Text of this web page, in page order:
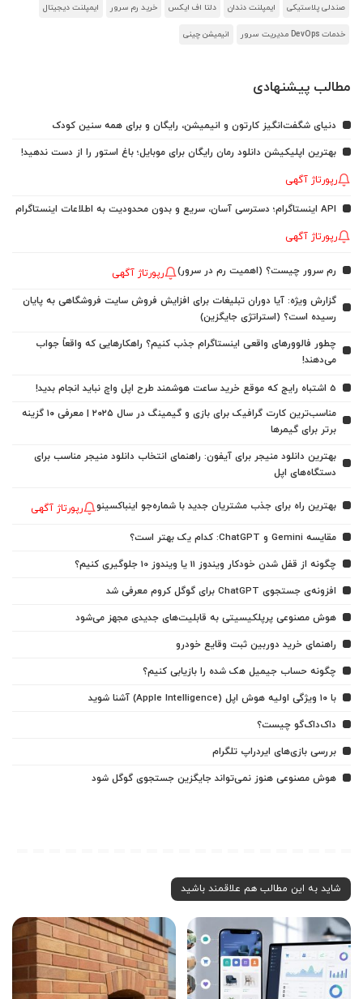
صندلی پلاستیکی ایمپلنت دندان دلتا اف ایکس خرید رم سرور ایمپلنت دیجیتال
خدمات DevOps مدیریت سرور انیمیشن چینی
مطالب پیشنهادی
دنیای شگفت‌انگیز کارتون و انیمیشن، رایگان و برای همه سنین کودک
بهترین اپلیکیشن دانلود رمان رایگان برای موبایل؛ باغ استور را از دست ندهید!
رپورتاژ آگهی
API اینستاگرام؛ دسترسی آسان، سریع و بدون محدودیت به اطلاعات اینستاگرام
رپورتاژ آگهی
رم سرور چیست؟ (اهمیت رم در سرور) رپورتاژ آگهی
گزارش ویژه: آیا دوران تبلیغات برای افزایش فروش سایت فروشگاهی به پایان
رسیده است؟ (استراتژی جایگزین)
چطور فالوورهای واقعی اینستاگرام جذب کنیم؟ راهکارهایی که واقعاً جواب
می‌دهند!
5 اشتباه رایج که موقع خرید ساعت هوشمند طرح اپل واچ نباید انجام بدید!
مناسب‌ترین کارت گرافیک برای بازی و گیمینگ در سال ۲۰۲۵ | معرفی ۱۰ گزینه
برتر برای گیمرها
بهترین دانلود منیجر برای آیفون: راهنمای انتخاب دانلود منیجر مناسب برای
دستگاه‌های اپل
بهترین راه برای جذب مشتریان جدید با شماره‌جو اینباکسینو رپورتاژ آگهی
مقایسه Gemini و ChatGPT: کدام یک بهتر است؟
چگونه از قفل شدن خودکار ویندوز 11 یا ویندوز 10 جلوگیری کنیم؟
افزونه‌ی جستجوی ChatGPT برای گوگل کروم معرفی شد
هوش مصنوعی پرپلکیسیتی به قابلیت‌های جدیدی مجهز می‌شود
راهنمای خرید دوربین ثبت وقایع خودرو
چگونه حساب جیمیل هک شده را بازیابی کنیم؟
با ۱۰ ویژگی اولیه هوش اپل (Apple Intelligence) آشنا شوید
داک‌داک‌گو چیست؟
بررسی بازی‌های ایردراپ تلگرام
هوش مصنوعی هنوز نمی‌تواند جایگزین جستجوی گوگل شود
شاید به این مطالب هم علاقمند باشید